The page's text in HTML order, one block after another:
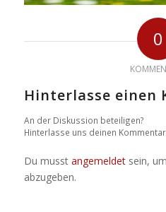
0
Hinterlasse einen
An der Diskussion beteiligen?
Hinterlasse uns deinen
Du musst angemeldetsein,
abzugeben.